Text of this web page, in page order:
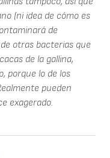
(ni idea de cómo es
de
otras bacterias que
de la gallina,
porque lo de los
pueden
exagerado.